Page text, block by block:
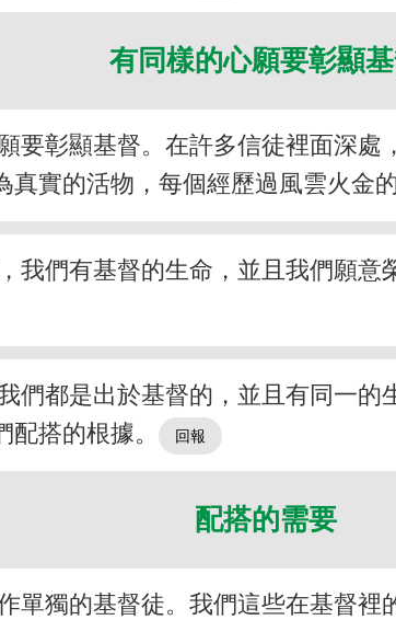
有同樣的心願要彰顯
要彰顯基督。在許多信徒裡面深處
實的活物，每個經歷過風雲火金
我們有基督的生命，並且我們願
們都是出於基督的，並且有同一
搭的根據。
配搭的需要
單獨的基督徒。我們這些在基督